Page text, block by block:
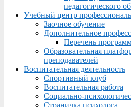
педагогического
Учебный центр
Заочное обучение
Дополнительное
Перечень
Образовательная
преподавателей
Воспитательная деятельность
Спортивный клуб
Воспитательная работа
Социально-
Страничка психолога